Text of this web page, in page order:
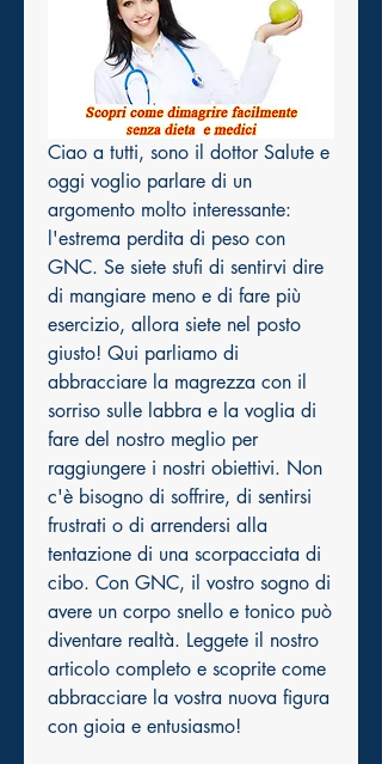
Ciao a tutti, sono il dottor Salute e
oggi voglio parlare di un
argomento molto interessante:
l'estrema perdita di peso con
GNC. Se siete stufi di sentirvi dire
di mangiare meno e di fare più
esercizio, allora siete nel posto
giusto! Qui parliamo di
abbracciare la magrezza con il
sorriso sulle labbra e la voglia di
fare del nostro meglio per
raggiungere i nostri obiettivi. Non
c'è bisogno di soffrire, di sentirsi
frustrati o di arrendersi alla
tentazione di una scorpacciata di
cibo. Con GNC, il vostro sogno di
avere un corpo snello e tonico può
diventare realtà. Leggete il nostro
articolo completo e scoprite come
abbracciare la vostra nuova figura
con gioia e entusiasmo!